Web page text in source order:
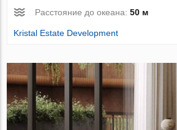
Расстояние до океана:50 м
Kristal Estate Development